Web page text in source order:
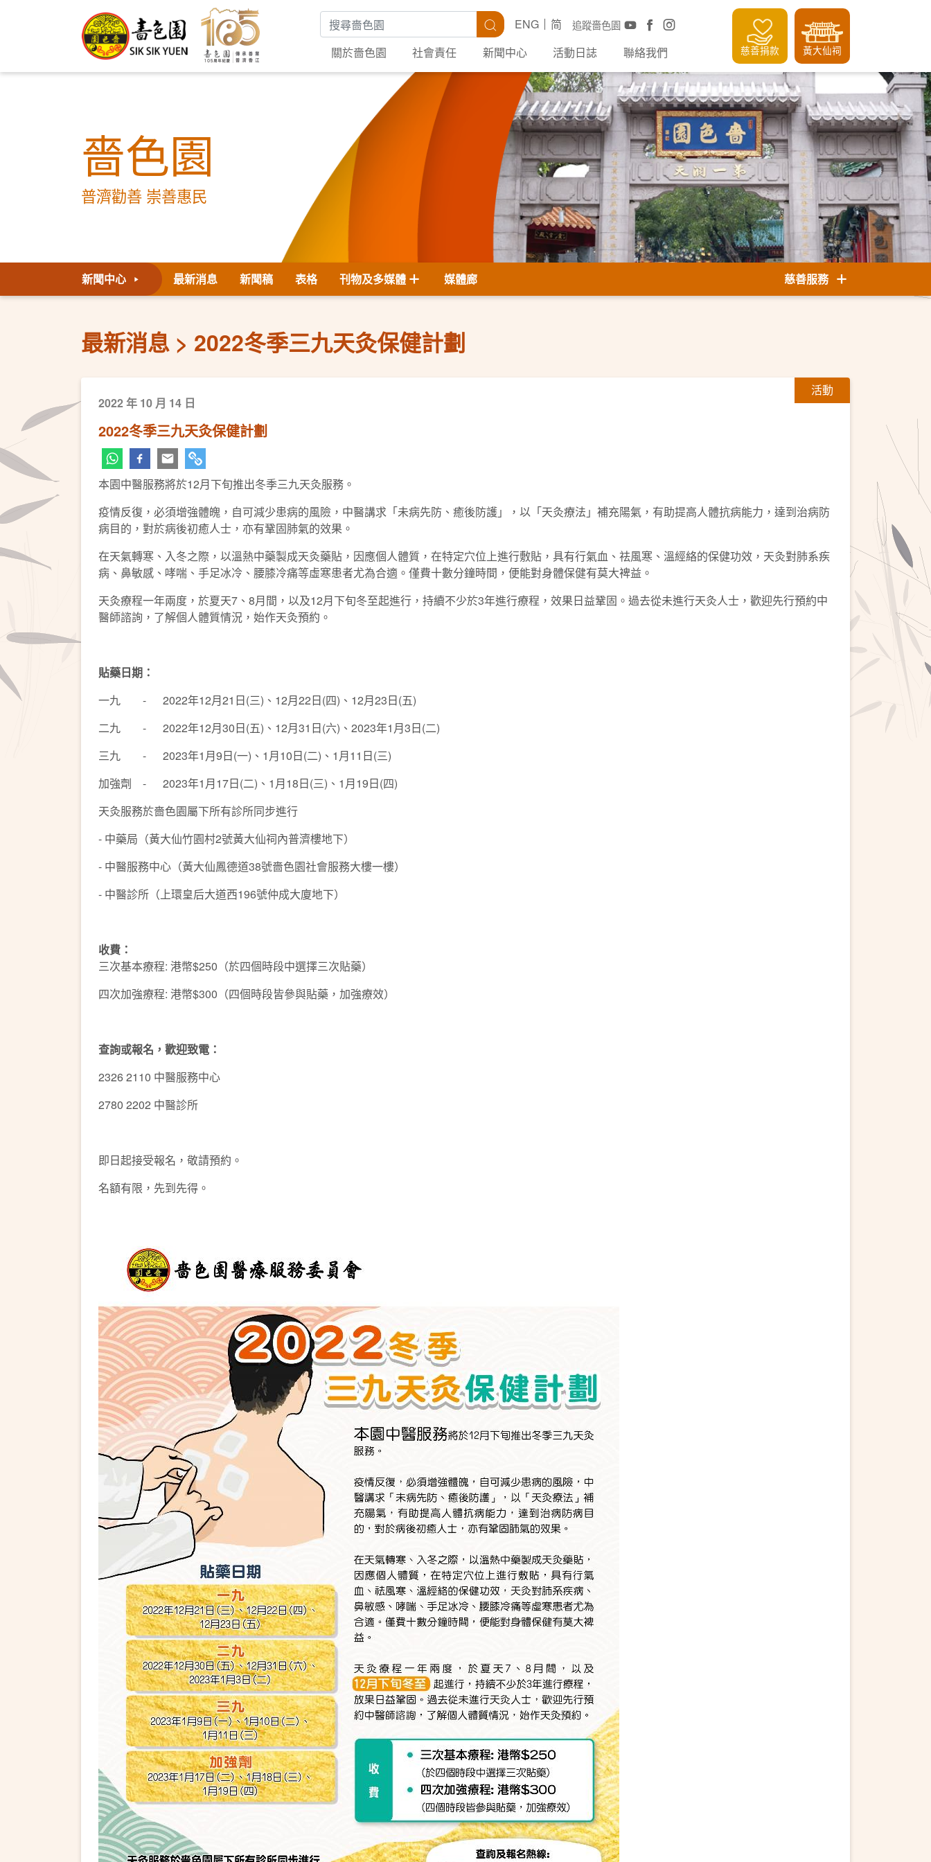
搜尋關鍵字 搜尋 追蹤嗇色園
ENG
简
關於嗇色園
社會責任 新聞中心 活動日誌 聯絡我們 慈善捐款 黃大仙祠
嗇色園
普濟勸善 崇善惠民
新聞中心 最新消息 新聞稿 表格 刊物及多媒體 媒體廊 慈善服務
最新消息 2022冬季三九天灸保健計劃
活動
2022 年 10 月 14 日
2022冬季三九天灸保健計劃
本園中醫服務將於12月下旬推出冬季三九天灸服務。
疫情反復，必須增強體魄，自可減少患病的風險，中醫講求「未病先防、癒後防護」，以「天灸療法」補充陽氣，有助提高人體抗病能力，達到治病防
病目的，對於病後初癒人士，亦有鞏固肺氣的效果。
在天氣轉寒、入冬之際，以溫熱中藥製成天灸藥貼，因應個人體質，在特定穴位上進行敷貼，具有行氣血、祛風寒、溫經絡的保健功效，天灸對肺系疾
病、鼻敏感、哮喘、手足冰冷、腰膝冷痛等虛寒患者尤為合適。僅費十數分鐘時間，便能對身體保健有莫大裨益。
天灸療程一年兩度，於夏天7、8月間，以及12月下旬冬至起進行，持續不少於3年進行療程，效果日益鞏固。過去從未進行天灸人士，歡迎先行預約中
醫師諮詢，了解個人體質情況，始作天灸預約。
貼藥日期：
一九 - 2022年12月21日(三)、12月22日(四)、12月23日(五)
二九 - 2022年12月30日(五)、12月31日(六)、2023年1月3日(二)
三九 - 2023年1月9日(一)、1月10日(二)、1月11日(三)
加強劑 - 2023年1月17日(二)、1月18日(三)、1月19日(四)
天灸服務於嗇色園屬下所有診所同步進行
- 中藥局（黃大仙竹園村2號黃大仙祠內普濟樓地下）
- 中醫服務中心（黃大仙鳳德道38號嗇色園社會服務大樓一樓）
- 中醫診所（上環皇后大道西196號仲成大廈地下）
收費：
三次基本療程: 港幣$250（於四個時段中選擇三次貼藥）
四次加強療程: 港幣$300（四個時段皆參與貼藥，加強療效）
查詢或報名，歡迎致電：
2326 2110 中醫服務中心
2780 2202 中醫診所
即日起接受報名，敬請預約。
名額有限，先到先得。